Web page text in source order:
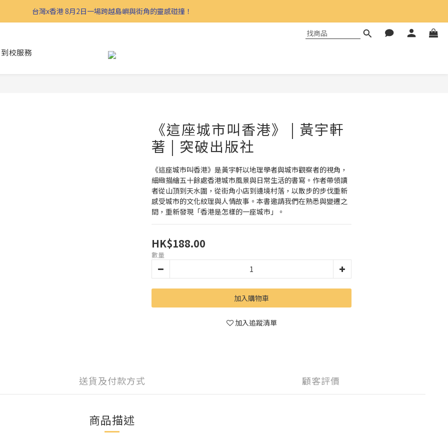
台灣x香港 8月2日一場跨越島嶼與街角的靈感碰撞！
到校服務
《這座城市叫香港》 | 黃宇軒
著 | 突破出版社
《這座城市叫香港》是黃宇軒以地理學者與城市觀察者的視角，
細緻描繪五十餘處香港城市風景與日常生活的書寫。作者帶領讀
者從山頂到天水圍，從街角小店到邊境村落，以散步的步伐重新
感受城市的文化紋理與人情故事。本書邀請我們在熟悉與變遷之
間，重新發現「香港是怎樣的一座城市」。
HK$188.00
數量
加入購物車
加入追蹤清單
送貨及付款方式 顧客評價
商品描述